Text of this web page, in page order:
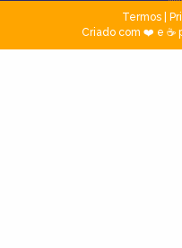
Termos|
Criado com ❤️ e ☕